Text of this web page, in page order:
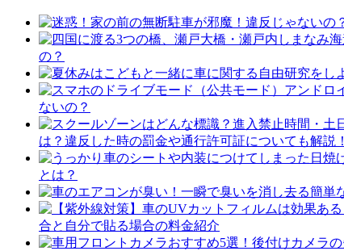
の？
ないの？
は？違反した時の罰金や通行許可証についても解説！
とは？
合と自分で貼る場合の料金紹介